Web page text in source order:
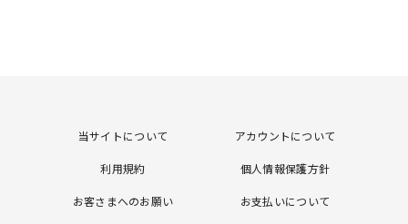
当サイトについて アカウントについて
利用規約 個人情報保護方針
お客さまへのお願い お支払いについて